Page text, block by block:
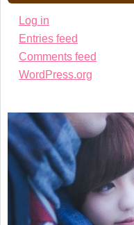
Log in
Entries feed
Comments feed
WordPress.org